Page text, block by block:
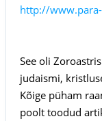
http://
See oli
judaismi,
Kõige püham
poolt toodud